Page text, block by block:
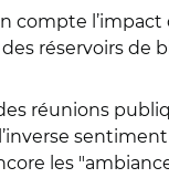
l’impact
réservoirs de
réunions
les